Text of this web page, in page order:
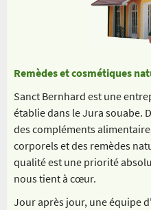
Remèdes et cosmétiques
Sanct Bernhard est une
établie dans le Jura souabe.
des compléments
corporels et des remèdes
qualité est une priorité
nous tient à cœur.
Jour après jour, une équipe